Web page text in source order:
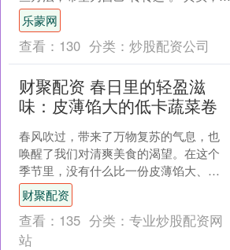
学并不是迷信，而是一种借助外在仪式
和内在调整，帮助....
乐蒙网
查看： 130 分类： 炒股配资公司
财聚配资 春日里的轻盈滋
味：皮薄馅大的低卡蔬菜卷
春风吹过，带来了万物复苏的气息，也
唤醒了我们对清爽美食的渴望。在这个
季节里，没有什么比一份皮薄馅大、色
彩缤纷的蔬菜卷更让人心动的了。它不
仅能满足味蕾，更能让身体....
财聚配资
查看： 135 分类： 专业炒股配资网
站